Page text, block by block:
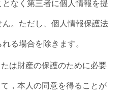
なく第三者に個人情報を提
。ただし、個人情報保護法
る場合を除きます。
は財産の保護のために必要
，本人の同意を得ることが